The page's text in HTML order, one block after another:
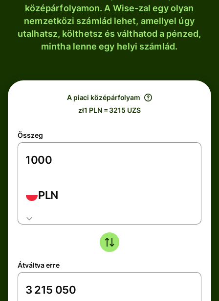
középárfolyamon. A Wise-zal egy olyan
nemzetközi számlád lehet, amellyel úgy
utalhatsz, költhetsz és válthatod a pénzed,
mintha lenne egy helyi számlád.
A piaci középárfolyam
zł1 PLN = 3215 UZS
Összeg
PLN
Átváltva erre